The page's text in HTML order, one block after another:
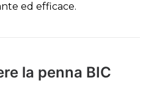
ed efficace.
la penna BIC